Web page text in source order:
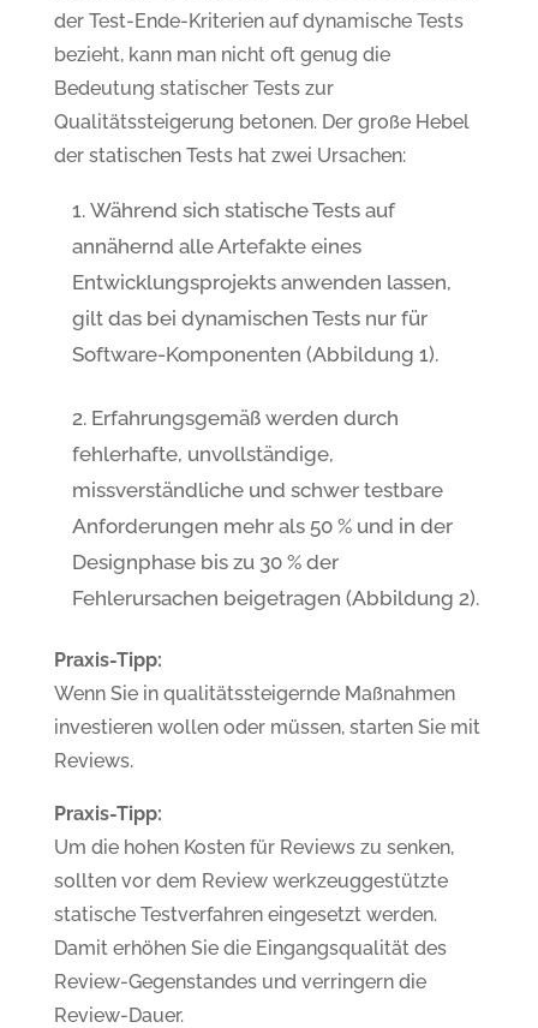
der Test-Ende-Kriterien auf dynamische Tests
bezieht, kann man nicht oft genug die
Bedeutung statischer Tests zur
Qualitätssteigerung betonen. Der große Hebel
der statischen Tests hat zwei Ursachen:
Während sich statische Tests auf
annähernd alle Artefakte eines
Entwicklungsprojekts anwenden lassen,
gilt das bei dynamischen Tests nur für
Software-Komponenten (Abbildung 1).
Erfahrungsgemäß werden durch
fehlerhafte, unvollständige,
missverständliche und schwer testbare
Anforderungen mehr als 50 % und in der
Designphase bis zu 30 % der
Fehlerursachen beigetragen (Abbildung 2).
Praxis-Tipp:
Wenn Sie in qualitätssteigernde Maßnahmen
investieren wollen oder müssen, starten Sie mit
Reviews.
Praxis-Tipp:
Um die hohen Kosten für Reviews zu senken,
sollten vor dem Review werkzeuggestützte
statische Testverfahren eingesetzt werden.
Damit erhöhen Sie die Eingangsqualität des
Review-Gegenstandes und verringern die
Review-Dauer.